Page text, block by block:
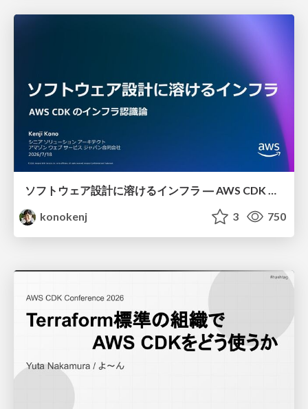
ソフトウェア設計に溶けるインフラ ― AWS CDK のインフラ認識論
konokenj
3 750